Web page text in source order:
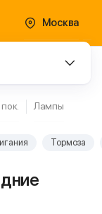
Москва
Лампы
Тормоза